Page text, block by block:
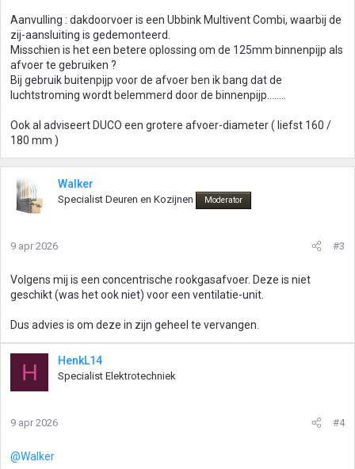
Aanvulling : dakdoorvoer is een Ubbink Multivent Combi, waarbij de
zij-aansluiting is gedemonteerd.
Misschien is het een betere oplossing om de 125mm binnenpijp als
afvoer te gebruiken ?
Bij gebruik buitenpijp voor de afvoer ben ik bang dat de
luchtstroming wordt belemmerd door de binnenpijp……..
Ook al adviseert DUCO een grotere afvoer-diameter ( liefst 160 /
180 mm )
Walker
Specialist Deuren en Kozijnen Moderator
9 apr 2026 #3
Volgens mij is een concentrische rookgasafvoer. Deze is niet
geschikt (was het ook niet) voor een ventilatie-unit.
Dus advies is om deze in zijn geheel te vervangen.
H HenkL14
Specialist Elektrotechniek
9 apr 2026 #4
@Walker